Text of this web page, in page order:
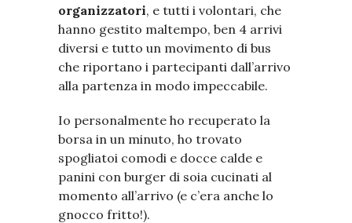
organizzatori, e tutti i volontari, che
hanno gestito maltempo, ben 4 arrivi
diversi e tutto un movimento di bus
che riportano i partecipanti dall’arrivo
alla partenza in modo impeccabile.
Io personalmente ho recuperato la
borsa in un minuto, ho trovato
spogliatoi comodi e docce calde e
panini con burger di soia cucinati al
momento all’arrivo (e c’era anche lo
gnocco fritto!).